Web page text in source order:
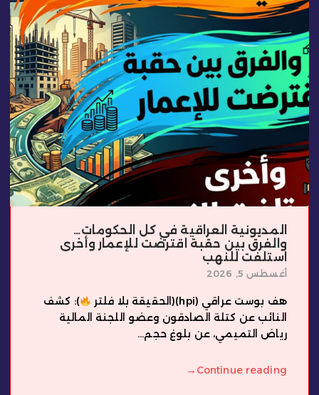
المديونية العراقية في كل الحكومات…
والفرق بين حقبة اقترضت للإعمار وأخرى
استلفت للنهب
أغسطس 5, 2026
هف بوست عراقي (hpi)(الحقيقة بلا فلتر
): كشف
النائب عن كتلة الصادقون وعضو اللجنة المالية
رياض التميمي، عن بلوغ حجم...
Continue reading
→